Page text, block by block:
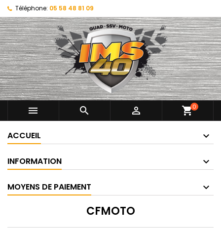
Téléphone: 05 58 48 81 09
   shopping_cart0
ACCUEIL
INFORMATION
MOYENS DE PAIEMENT
CFMOTO